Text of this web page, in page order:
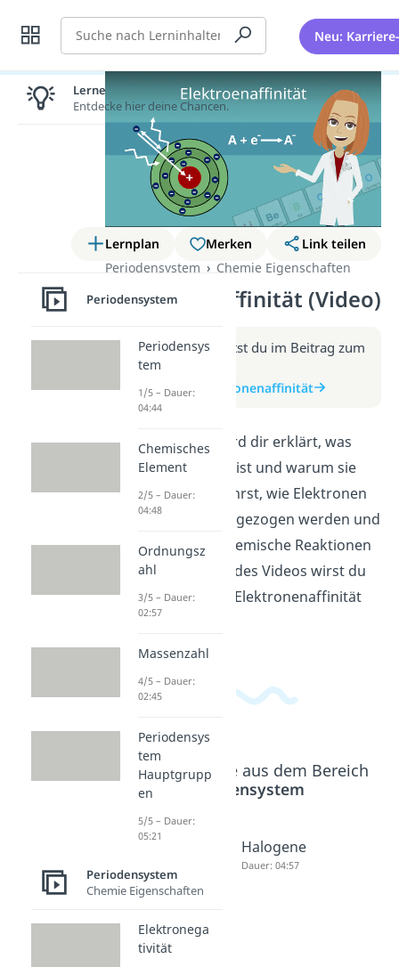
Suche Neu:
Lernplan Merken
Link teilen
Periodensystem
Chemie Eigenschaften
Elektronenaffinität (Video)
Weitere Infos erhältst du im Beitrag zum
Video
zum Beitrag: Elektronenaffinität
In diesem Video wird dir erklärt, was
Elektronenaffinität ist und warum sie
wichtig ist. Du erfährst, wie Elektronen
von einem Atom angezogen werden und
wie sich dies auf chemische Reaktionen
auswirkt. Am Ende des Videos wirst du
die Bedeutung der Elektronenaffinität
besser verstehen.
Beliebte Inhalte aus dem Bereich
Periodensystem
alle
Dauer: 04:24
metalle
Dauer: 04:39
Halogene
Dauer: 04:57
Lernen lohnt sich!
Entdecke hier deine Chancen.
Periodensystem
Periodensys
tem
1/5 – Dauer:
04:44
Chemisches
Element
2/5 – Dauer:
04:48
Ordnungsz
ahl
3/5 – Dauer:
02:57
Massenzahl
4/5 – Dauer:
02:45
Periodensys
tem
Hauptgrupp
en
5/5 – Dauer:
05:21
Periodensystem
Chemie Eigenschaften
Elektronega
tivität